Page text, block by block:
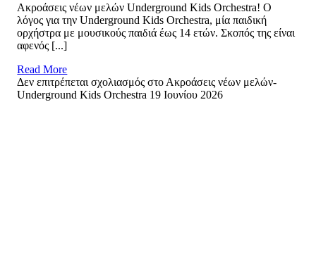
Ακροάσεις νέων μελών Underground Kids Orchestra! Ο
λόγος για την Underground Kids Orchestra, μία παιδική
ορχήστρα με μουσικούς παιδιά έως 14 ετών. Σκοπός της είναι
αφενός [...]
Read More
Δεν επιτρέπεται σχολιασμός στο Ακροάσεις νέων μελών-
Underground Kids Orchestra 19 Ιουνίου 2026